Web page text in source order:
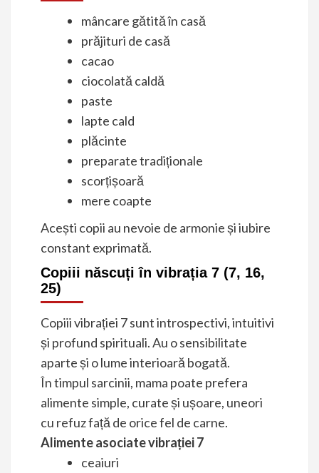
mâncare gătită în casă
prăjituri de casă
cacao
ciocolată caldă
paste
lapte cald
plăcinte
preparate tradiționale
scorțișoară
mere coapte
Acești copii au nevoie de armonie și iubire
constant exprimată.
Copiii născuți în vibrația 7 (7, 16,
25)
Copiii vibrației 7 sunt introspectivi, intuitivi
și profund spirituali. Au o sensibilitate
aparte și o lume interioară bogată.
În timpul sarcinii, mama poate prefera
alimente simple, curate și ușoare, uneori
cu refuz față de orice fel de carne.
Alimente asociate vibrației 7
ceaiuri